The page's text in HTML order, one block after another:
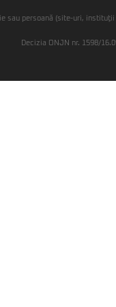
sau persoană (site-uri,
Decizia ONJN nr. 1598/